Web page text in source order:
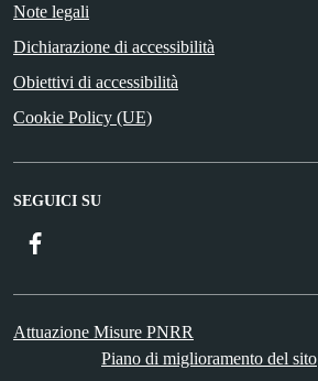
Note legali
Dichiarazione di accessibilità
Obiettivi di accessibilità
Cookie Policy (UE)
SEGUICI SU
Attuazione Misure PNRR
Piano di miglioramento del sito